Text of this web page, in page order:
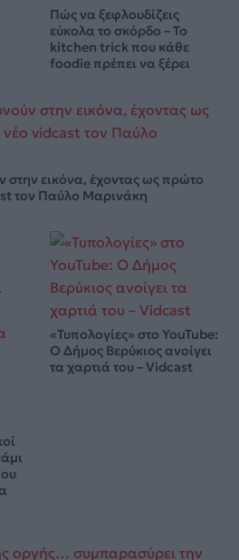
Πώς να ξεφλουδίζεις
εύκολα το σκόρδο – Το
kitchen trick που κάθε
foodie πρέπει να ξέρει
στην εικόνα, έχοντας ως πρώτο
τον Παύλο Μαρινάκη
«Τυπολογίες» στο YouTube:
Ο Δήμος Βερύκιος ανοίγει
τα χαρτιά του – Vidcast